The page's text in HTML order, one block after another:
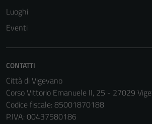
Luoghi
Eventi
CONTATTI
Città di Vigevano
Corso Vittorio Emanuele II, 25 - 27029
Codice fiscale: 85001870188
P.IVA: 00437580186